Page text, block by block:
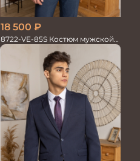
18 500 ₽
8722-VE-85S Костюм мужской
двойка